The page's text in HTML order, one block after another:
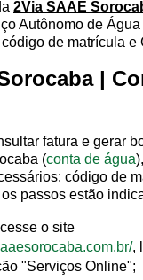
2Via SAAE
Autônomo de
de matrícula e
|
fatura e gerar
(conta de água
código de
passos estão
o site
,
"Serviços Online";